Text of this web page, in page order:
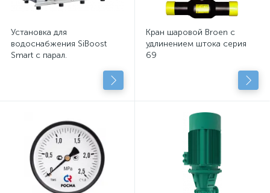
Установка для
водоснабжения SiBoost
Smart с парал.
центробежными насосами
Кран шаровой Broen с
удлинением штока серия
69